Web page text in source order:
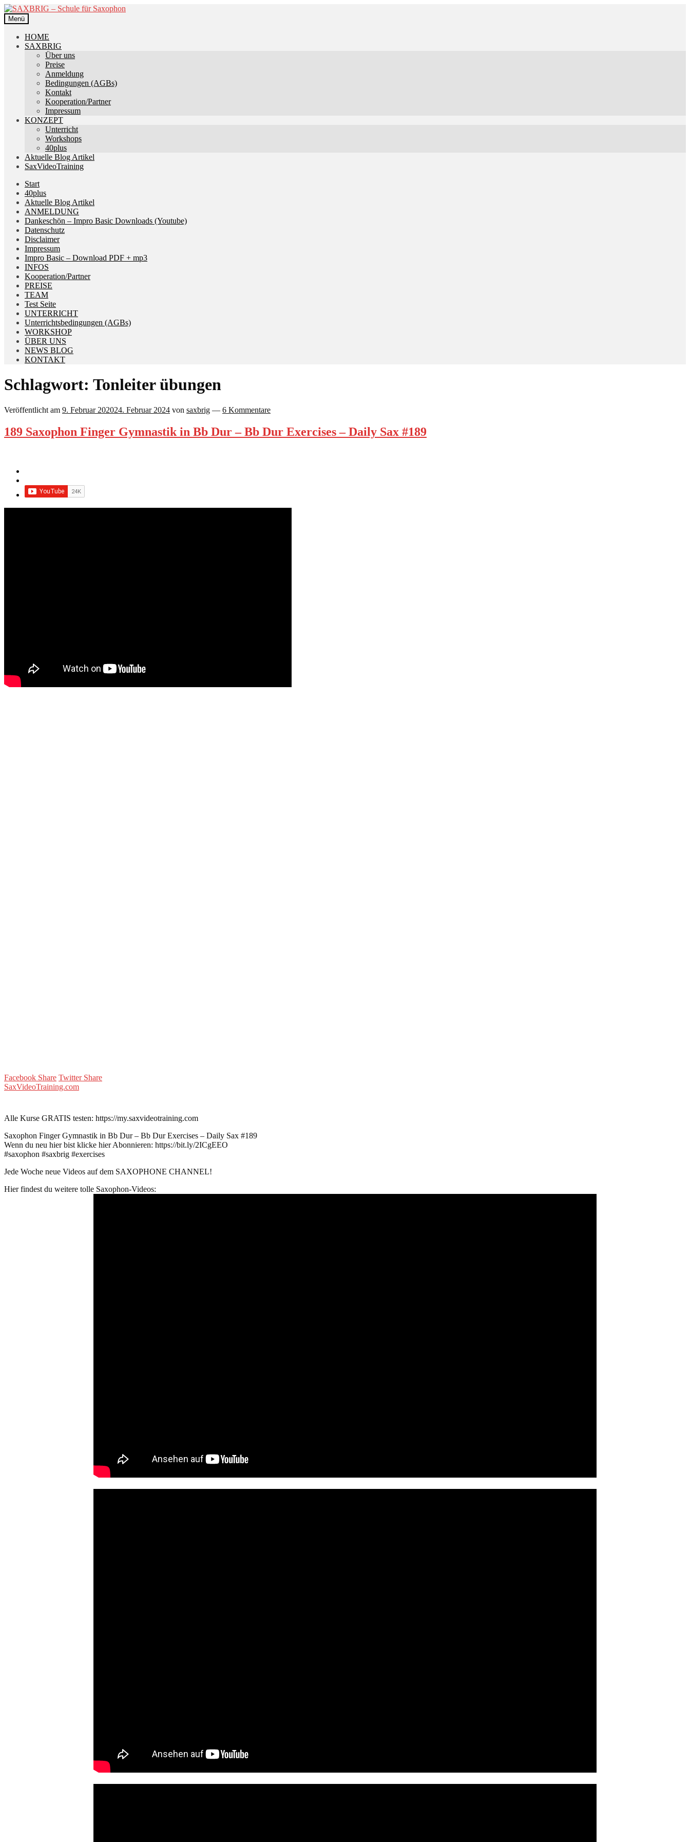
Zur
Navigation
springen
Zum
Inhalt
springen
Menü
HOME
SAXBRIG
Über uns
Preise
Anmeldung
Bedingungen (AGBs)
Kontakt
Kooperation/Partner
Impressum
KONZEPT
Unterricht
Workshops
40plus
Aktuelle Blog Artikel
SaxVideoTraining
Start
40plus
Aktuelle Blog Artikel
ANMELDUNG
Dankeschön – Impro Basic Downloads (Youtube)
Datenschutz
Disclaimer
Impressum
Impro Basic – Download PDF + mp3
INFOS
Kooperation/Partner
PREISE
TEAM
Test Seite
UNTERRICHT
Unterrichtsbedingungen (AGBs)
WORKSHOP
ÜBER UNS
NEWS BLOG
KONTAKT
Schlagwort: Tonleiter übungen
Veröffentlicht am 9. Februar 202024. Februar 2024 von saxbrig — 6 Kommentare
189 Saxophon Finger Gymnastik in Bb Dur – Bb Dur Exercises – Daily Sax #189
Facebook Share Twitter Share
SaxVideoTraining.com
Alle Kurse GRATIS testen: https://my.saxvideotraining.com
Saxophon Finger Gymnastik in Bb Dur – Bb Dur Exercises – Daily Sax #189
Wenn du neu hier bist klicke hier Abonnieren: https://bit.ly/2ICgEEO
#saxophon #saxbrig #exercises
Jede Woche neue Videos auf dem SAXOPHONE CHANNEL!
Hier findest du weitere tolle Saxophon-Videos: